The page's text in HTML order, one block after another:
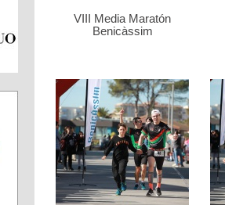
VIII Media Maratón
Benicàssim